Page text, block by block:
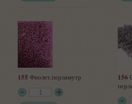
155 Фиолет.перламутр 156